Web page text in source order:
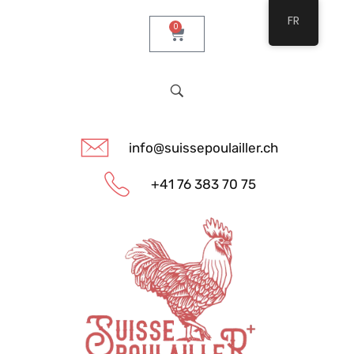
0
info@suissepoulailler.ch
+41 76 383 70 75
FR